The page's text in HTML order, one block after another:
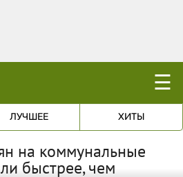
☰
ЛУЧШЕЕ ХИТЫ
на коммунальные
быстрее, чем